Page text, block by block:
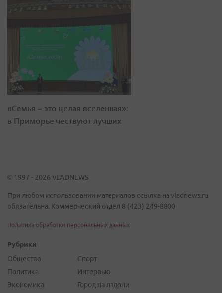
«Семья – это целая вселенная»:
в Приморье чествуют лучших
© 1997 - 2026 VLADNEWS
При любом использовании материалов ссылка на vladnews.ru
обязательна. Коммерческий отдел 8 (423) 249-8800
Политика обработки персональных данных
Рубрики
Общество
Политика
Экономика
Спорт
Интервью
Город на ладони